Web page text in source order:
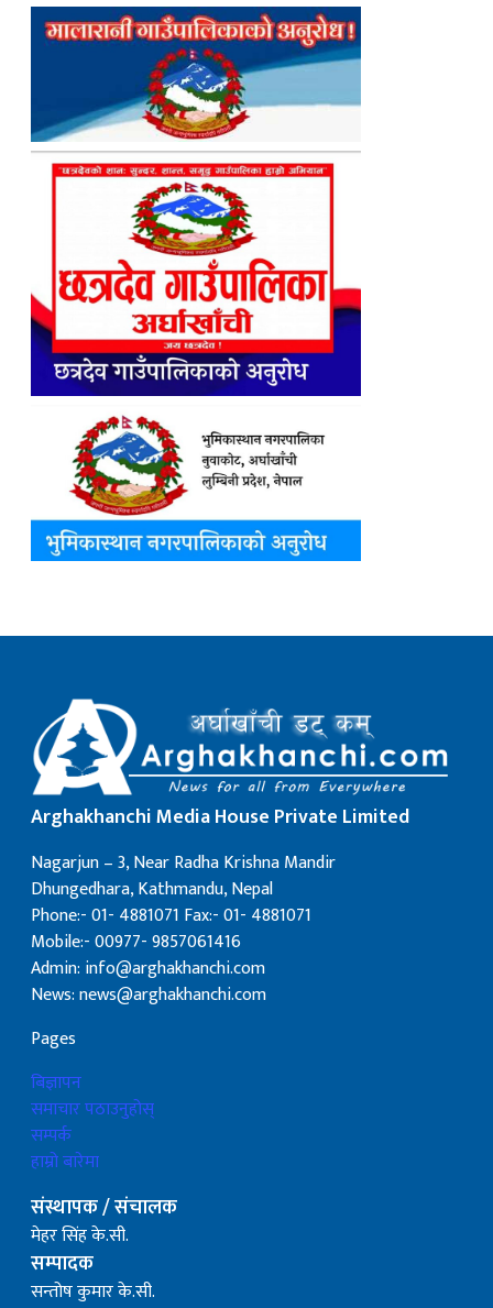
Arghakhanchi Media House Private Limited
Nagarjun – 3, Near Radha Krishna Mandir
Dhungedhara, Kathmandu, Nepal
Phone:- 01- 4881071 Fax:- 01- 4881071
Mobile:- 00977- 9857061416
Admin: info@arghakhanchi.com
News: news@arghakhanchi.com
Pages
बिज्ञापन
समाचार पठाउनुहोस्
सम्पर्क
हाम्रो बारेमा
संस्थापक / संचालक
मेहर सिंह के.सी.
सम्पादक
सन्तोष कुमार के.सी.